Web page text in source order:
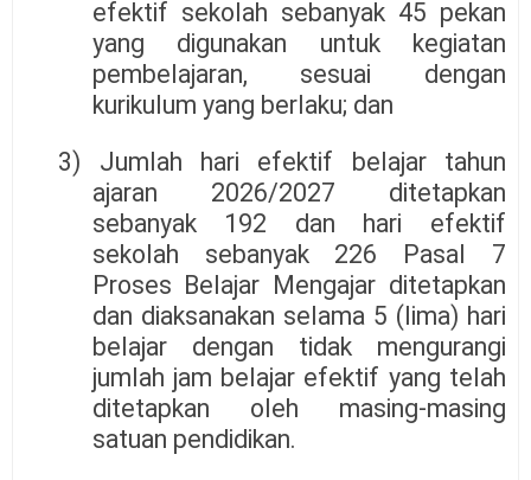
efektif sekolah sebanyak 45 pekan
yang digunakan untuk kegiatan
pembelajaran, sesuai dengan
kurikulum yang berlaku; dan
3) Jumlah hari efektif belajar tahun
ajaran 2026/2027 ditetapkan
sebanyak 192 dan hari efektif
sekolah sebanyak 226 Pasal 7
Proses Belajar Mengajar ditetapkan
dan diaksanakan selama 5 (lima) hari
belajar dengan tidak mengurangi
jumlah jam belajar efektif yang telah
ditetapkan oleh masing-masing
satuan pendidikan.